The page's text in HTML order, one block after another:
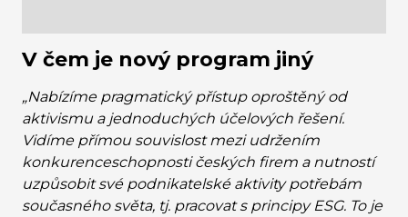
V čem je nový program jiný
„Nabízíme pragmatický přístup oproštěný od
aktivismu a jednoduchých účelových řešení.
Vidíme přímou souvislost mezi udržením
konkurenceschopnosti českých firem a nutností
uzpůsobit své podnikatelské aktivity potřebám
současného světa, tj. pracovat s principy ESG. To je